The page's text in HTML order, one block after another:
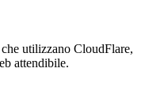
utilizzano CloudFlare,
attendibile.